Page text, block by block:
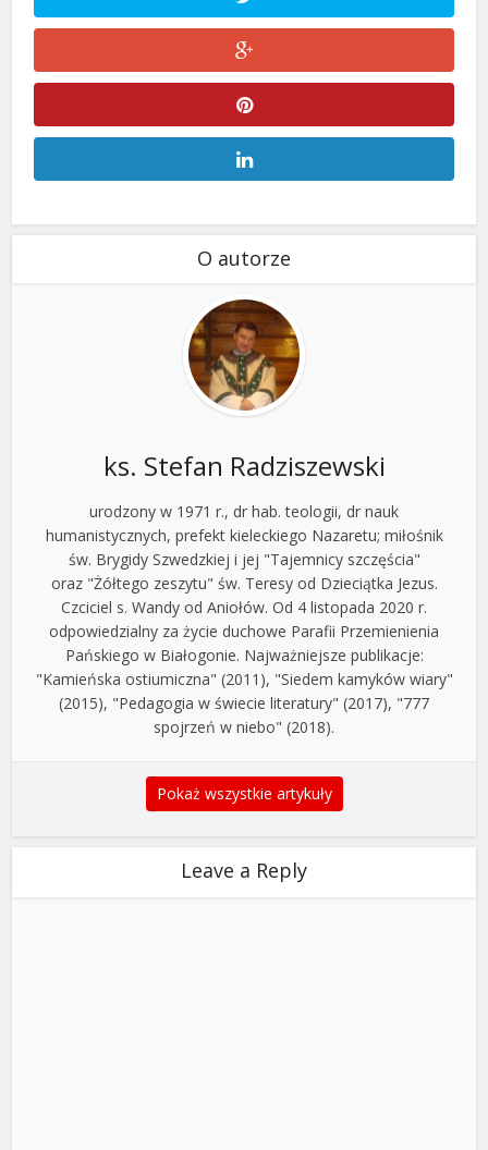
O autorze
ks. Stefan Radziszewski
urodzony w 1971 r., dr hab. teologii, dr nauk
humanistycznych, prefekt kieleckiego Nazaretu; miłośnik
św. Brygidy Szwedzkiej i jej "Tajemnicy szczęścia"
oraz "Żółtego zeszytu" św. Teresy od Dzieciątka Jezus.
Czciciel s. Wandy od Aniołów. Od 4 listopada 2020 r.
odpowiedzialny za życie duchowe Parafii Przemienienia
Pańskiego w Białogonie. Najważniejsze publikacje:
"Kamieńska ostiumiczna" (2011), "Siedem kamyków wiary"
(2015), "Pedagogia w świecie literatury" (2017), "777
spojrzeń w niebo" (2018).
Pokaż wszystkie artykuły
Leave a Reply